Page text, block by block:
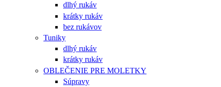
dlhý rukáv
krátky rukáv
bez rukávov
Tuniky
dlhý rukáv
krátky rukáv
OBLEČENIE PRE MOLETKY
Súpravy